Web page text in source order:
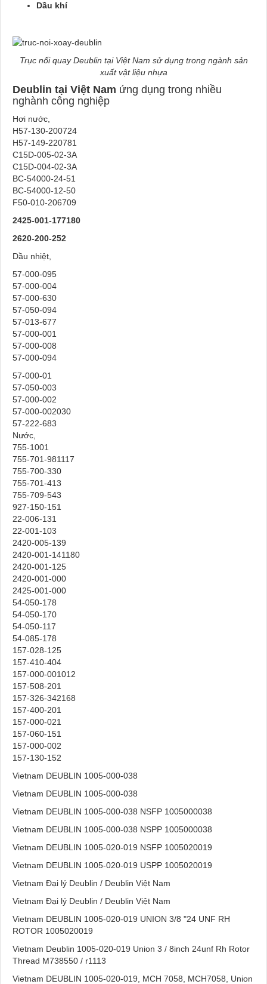
Dầu khí
Trục nối quay Deublin tại Việt Nam sử dụng trong ngành sản
xuất vật liệu nhựa
Deublin tại Việt Nam ứng dụng trong nhiều
nghành công nghiệp
Hơi nước,
H57-130-200724
H57-149-220781
C15D-005-02-3A
C15D-004-02-3A
BC-54000-24-51
BC-54000-12-50
F50-010-206709
2425-001-177180
2620-200-252
Dầu nhiệt,
57-000-095
57-000-004
57-000-630
57-050-094
57-013-677
57-000-001
57-000-008
57-000-094
57-000-01
57-050-003
57-000-002
57-000-002030
57-222-683
Nước,
755-1001
755-701-981117
755-700-330
755-701-413
755-709-543
927-150-151
22-006-131
22-001-103
2420-005-139
2420-001-141180
2420-001-125
2420-001-000
2425-001-000
54-050-178
54-050-170
54-050-117
54-085-178
157-028-125
157-410-404
157-000-001012
157-508-201
157-326-342168
157-400-201
157-000-021
157-060-151
157-000-002
157-130-152
Vietnam DEUBLIN 1005-000-038
Vietnam DEUBLIN 1005-000-038
Vietnam DEUBLIN 1005-000-038 NSFP 1005000038
Vietnam DEUBLIN 1005-000-038 NSPP 1005000038
Vietnam DEUBLIN 1005-020-019 NSFP 1005020019
Vietnam DEUBLIN 1005-020-019 USPP 1005020019
Vietnam Đại lý Deublin / Deublin Việt Nam
Vietnam Đại lý Deublin / Deublin Việt Nam
Vietnam DEUBLIN 1005-020-019 UNION 3/8 "24 UNF RH
ROTOR 1005020019
Vietnam Deublin 1005-020-019 Union 3 / 8inch 24unf Rh Rotor
Thread M738550 / r1113
Vietnam DEUBLIN 1005-020-019, MCH 7058, MCH7058, Union